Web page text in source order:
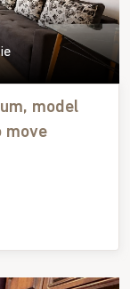
model
move